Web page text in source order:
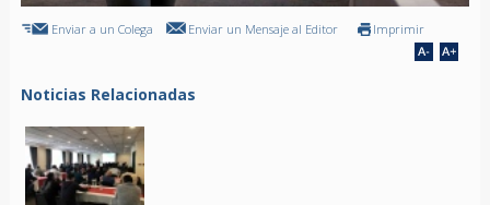
Enviar a un Colega Enviar un Mensaje al Editor Imprimir
Noticias Relacionadas